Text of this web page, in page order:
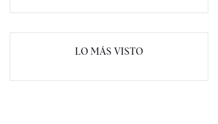
LO MÁS VISTO